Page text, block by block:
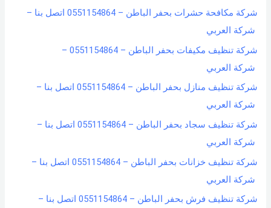
شركة مكافحة حشرات بحفر الباطن – 0551154864 اتصل بنا –
شركة العربي
شركة تنظيف مكيفات بحفر الباطن – 0551154864 –
شركة العربي
شركة تنظيف منازل بحفر الباطن – 0551154864 اتصل بنا –
شركة العربي
شركة تنظيف سجاد بحفر الباطن – 0551154864 اتصل بنا –
شركة العربي
شركة تنظيف خزانات بحفر الباطن – 0551154864 اتصل بنا –
شركة العربي
شركة تنظيف فرش بحفر الباطن – 0551154864 اتصل بنا –